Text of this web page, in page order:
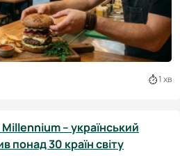
1 хв
– український
понад 30 країн світу